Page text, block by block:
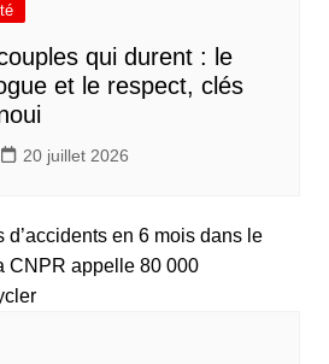
qui durent : le
et le respect, clés
20 juillet 2026